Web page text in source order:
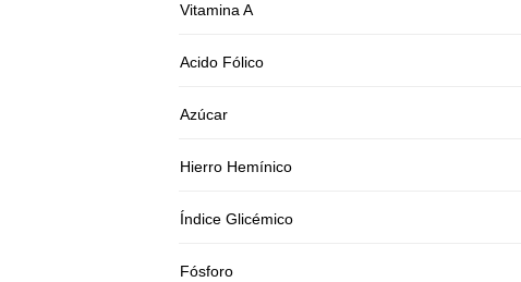
Vitamina A
Acido Fólico
Azúcar
Hierro Hemínico
Índice Glicémico
Fósforo